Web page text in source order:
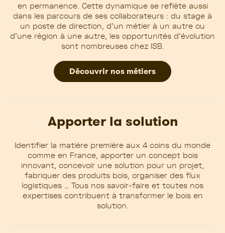
en permanence. Cette dynamique se reflète aussi
dans les parcours de ses collaborateurs : du stage à
un poste de direction, d’un métier à un autre ou
d’une région à une autre, les opportunités d’évolution
sont nombreuses chez ISB.
Découvrir nos métiers
Apporter la solution
Identifier la matière première aux 4 coins du monde
comme en France, apporter un concept bois
innovant, concevoir une solution pour un projet,
fabriquer des produits bois, organiser des flux
logistiques … Tous nos savoir-faire et toutes nos
expertises contribuent à transformer le bois en
solution.